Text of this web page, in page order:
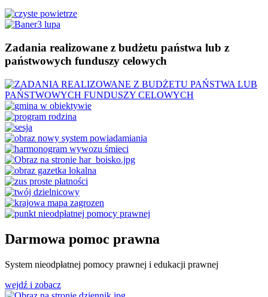
Zadania realizowane z budżetu państwa lub z
państwowych funduszy celowych
Darmowa pomoc prawna
System nieodpłatnej pomocy prawnej i edukacji prawnej
wejdź i zobacz